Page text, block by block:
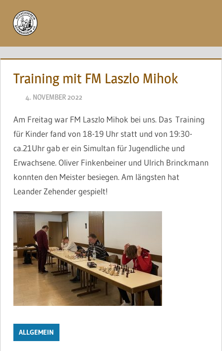
Inhalt
springen
Training mit FM Laszlo Mihok
4. NOVEMBER 2022
Am Freitag war FM Laszlo Mihok bei uns. Das Training
für Kinder fand von 18-19 Uhr statt und von 19:30-
ca.21Uhr gab er ein Simultan für Jugendliche und
Erwachsene. Oliver Finkenbeiner und Ulrich Brinckmann
konnten den Meister besiegen. Am längsten hat
Leander Zehender gespielt!
ALLGEMEIN